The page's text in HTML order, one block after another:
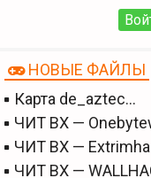
НОВЫЕ ФАЙЛЫ
Карта de_aztec…
ЧИТ BX —
ЧИТ BX —
ЧИТ BX —